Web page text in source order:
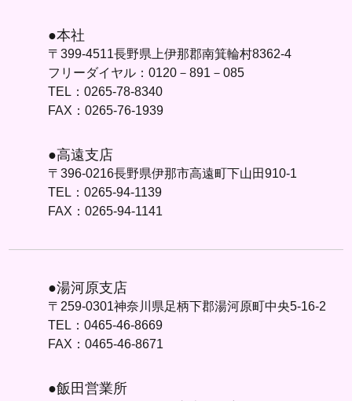
●本社
〒399-4511長野県上伊那郡南箕輪村8362-4
フリーダイヤル：0120－891－085
TEL：0265-78-8340
FAX：0265-76-1939
●高遠支店
〒396-0216長野県伊那市高遠町下山田910-1
TEL：0265-94-1139
FAX：0265-94-1141
●湯河原支店
〒259-0301神奈川県足柄下郡湯河原町中央5-16-2
TEL：0465-46-8669
FAX：0465-46-8671
●飯田営業所